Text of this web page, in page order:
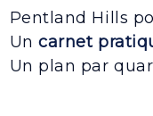
Pentland Hills
Uncarnet
Un plan par